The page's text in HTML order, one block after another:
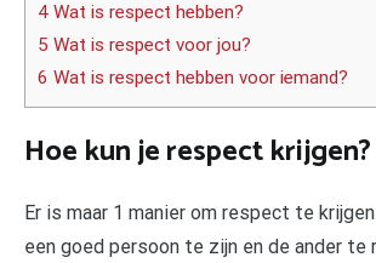
4 Wat is respect hebben?
5 Wat is respect voor jou?
6 Wat is respect hebben voor iemand?
Hoe kun je respect krijgen?
Er is maar 1 manier om respect te
een goed persoon te zijn en de ander te